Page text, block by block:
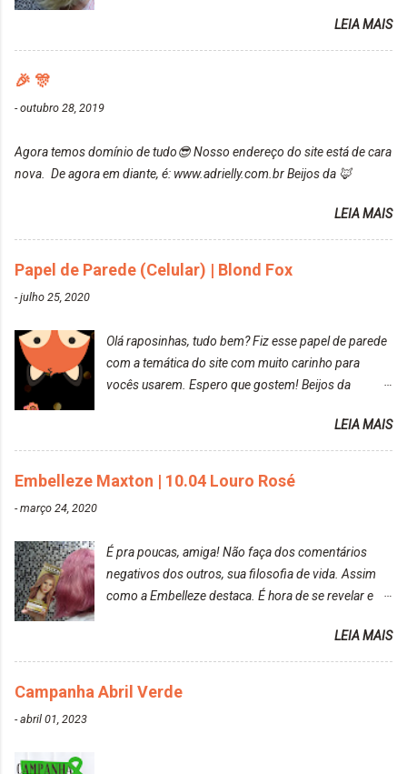
ressaltar que meu cabelo estava platinado. O tom
ficou um rosa antigo, cobriu muito bem e não
de inúmeras lavagens, meu cabelo teve um bom
desbotamento da cor, ele ficou um rosa bem suave,
DekapColor. Adorei o resultado da limpeza. Ficou
DekapColor "Minha mãe é lindaaaaa" Para quem
não conhece, o DekapColor é um p...
LEIA MAIS
🎉 🎊
-outubro 28, 2019
Agora temos domínio de tudo😎 Nosso endereço do site está de cara
nova. De agora em diante, é: www.adrielly.com.br Beijos da 🦊
LEIA MAIS
Papel de Parede (Celular) | Blond Fox
-julho 25, 2020
Olá raposinhas, tudo bem? Fiz esse papel de parede
com a temática do site com muito carinho para
vocês usarem. Espero que gostem! Beijos da
LEIA MAIS
Embelleze Maxton | 10.04 Louro Rosé
-março 24, 2020
É pra poucas, amiga! Não faça dos comentários
negativos dos outros, sua filosofia de vida. Assim
como a Embelleze destaca. É hora de se revelar e
vip Maxton liberdade para ser mais você Loiro Rosé
10.04. Após 30 minutos no cabelo, retirei o excesso
da tintura no banho e notei que os fios estavam
LEIA MAIS
Campanha Abril Verde
-abril 01, 2023